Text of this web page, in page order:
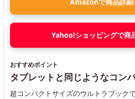
Amazonで商品詳細
Yahoo!ショッピングで商
おすすめポイント
タブレットと同じようなコン
超コンパクトサイズのウルトラブック